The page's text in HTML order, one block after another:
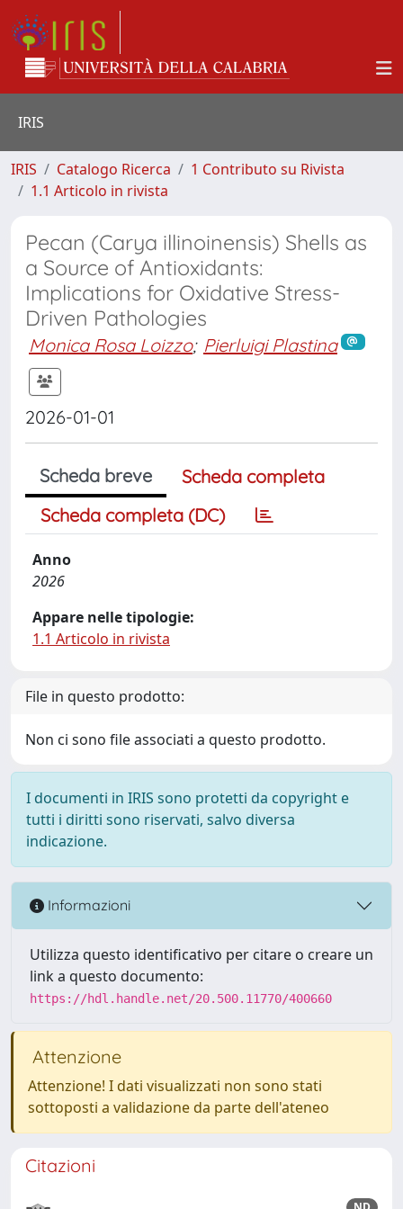
IRIS
IRIS Catalogo Ricerca
1 Contributo su Rivista
1.1 Articolo in rivista
Pecan (Carya illinoinensis) Shells as
a Source of Antioxidants:
Implications for Oxidative Stress-
Driven Pathologies
Monica Rosa Loizzo; Pierluigi Plastina
2026-01-01
Scheda breve
Scheda completa
Scheda completa (DC)
Anno
2026
Appare nelle tipologie:
1.1 Articolo in rivista
File in questo prodotto:
Non ci sono file associati a questo prodotto.
I documenti in IRIS sono protetti da copyright e
tutti i diritti sono riservati, salvo diversa
indicazione.
Informazioni
Utilizza questo identificativo per citare o creare un
link a questo documento:
https://hdl.handle.net/20.500.11770/400660
Attenzione
Attenzione! I dati visualizzati non sono stati
sottoposti a validazione da parte dell'ateneo
Citazioni